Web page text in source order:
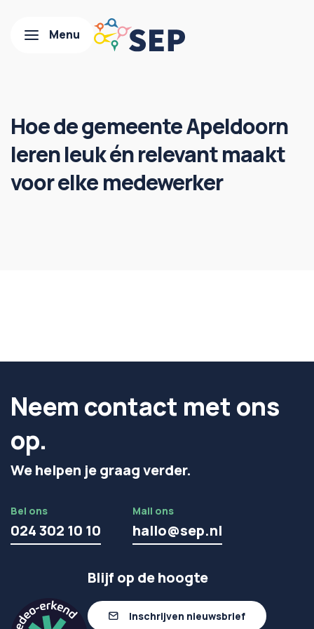
Hoe de gemeente Apeldoorn
leren leuk én relevant maakt
voor elke medewerker
Neem contact met ons
op.
We helpen je graag verder.
Bel ons
024 302 10 10
Mail ons
hallo@sep.nl
Blijf op de hoogte
Inschrijven nieuwsbrief